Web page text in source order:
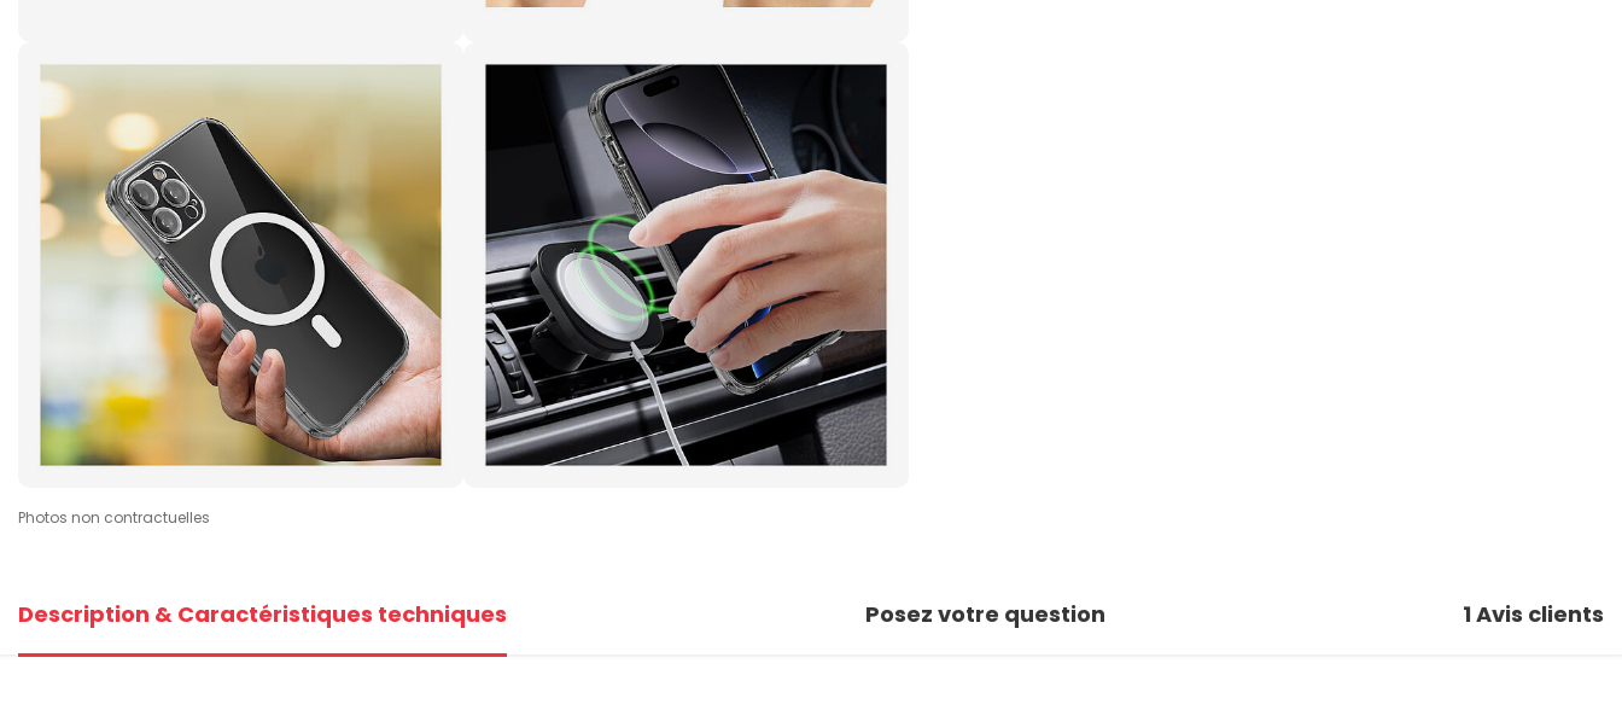
Photos non contractuelles
Description & Caractéristiques techniques Posez votre question 1Avis clients